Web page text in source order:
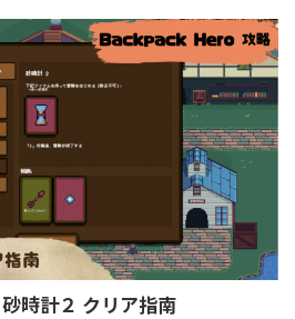
時計２ クリア指南